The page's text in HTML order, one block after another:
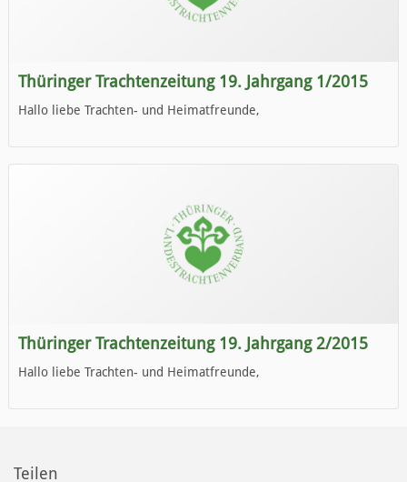
Thüringer Trachtenzeitung 19. Jahrgang 1/2015
Hallo liebe Trachten- und Heimatfreunde,
Wir wünschen Euch viel Spaß beim Lesen.
Thüringer Trachtenzeitung 19. Jahrgang 2/2015
Hallo liebe Trachten- und Heimatfreunde,
Teilen